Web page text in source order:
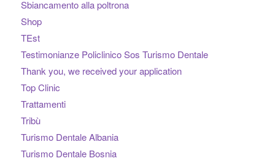
Sbiancamento alla poltrona
Shop
TEst
Testimonianze Policlinico Sos Turismo Dentale
Thank you, we received your application
Top Clinic
Trattamenti
Tribù
Turismo Dentale Albania
Turismo Dentale Bosnia